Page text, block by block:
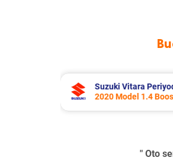
Toyota
2022 Model
" Oto